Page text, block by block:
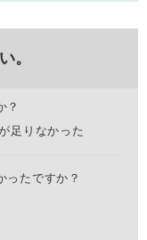
。
？
足りなかった
ったですか？